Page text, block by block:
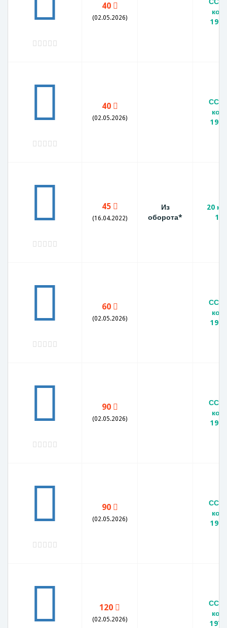
40
(02.05.2026)
40
(02.05.2026)
45
(16.04.2022)
Из
оборота*
20
60
(02.05.2026)
90
(02.05.2026)
90
(02.05.2026)
120
(02.05.2026)
1979